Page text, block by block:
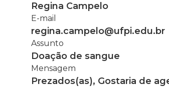
Regina Campelo
E-mail
regina.campelo@ufpi.edu.br
Assunto
Doação de sangue
Mensagem
Prezados(as), Gostaria de